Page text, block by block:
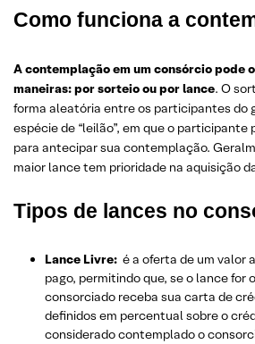
Como funciona a
A contemplação em um consórcio pode
maneiras: por sorteio ou por lance. O
forma aleatória entre os participantes do
espécie de “leilão”, em que o
para antecipar sua contemplação.
maior lance tem prioridade na aquisição
Tipos de lances no
Lance Livre: é a oferta de um valor
pago, permitindo que, se o lance for
consorciado receba sua carta de
definidos em percentual sobre o
considerado contemplado o